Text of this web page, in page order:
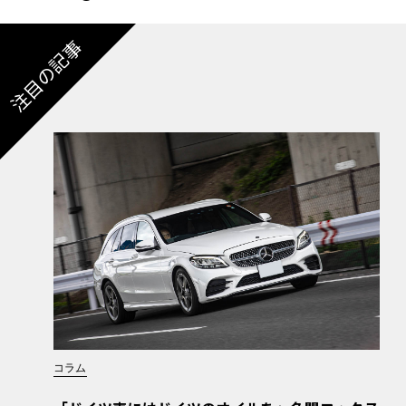
注目の記事
コラム